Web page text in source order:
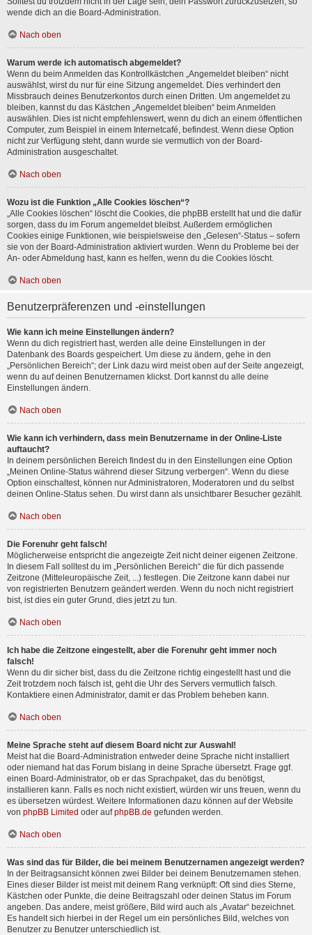
wende dich an die Board-Administration.
Nach oben
Warum werde ich automatisch abgemeldet?
Wenn du beim Anmelden das Kontrollkästchen „Angemeldet bleiben“ nicht
auswählst, wirst du nur für eine Sitzung angemeldet. Dies verhindert den
Missbrauch deines Benutzerkontos durch einen Dritten. Um angemeldet zu
bleiben, kannst du das Kästchen „Angemeldet bleiben“ beim Anmelden
auswählen. Dies ist nicht empfehlenswert, wenn du dich an einem öffentlichen
Computer, zum Beispiel in einem Internetcafé, befindest. Wenn diese Option
nicht zur Verfügung steht, dann wurde sie vermutlich von der Board-
Administration ausgeschaltet.
Nach oben
Wozu ist die Funktion „Alle Cookies löschen“?
„Alle Cookies löschen“ löscht die Cookies, die phpBB erstellt hat und die dafür
sorgen, dass du im Forum angemeldet bleibst. Außerdem ermöglichen
Cookies einige Funktionen, wie beispielsweise den „Gelesen“-Status – sofern
sie von der Board-Administration aktiviert wurden. Wenn du Probleme bei der
An- oder Abmeldung hast, kann es helfen, wenn du die Cookies löscht.
Nach oben
Benutzerpräferenzen und -einstellungen
Wie kann ich meine Einstellungen ändern?
Wenn du dich registriert hast, werden alle deine Einstellungen in der
Datenbank des Boards gespeichert. Um diese zu ändern, gehe in den
„Persönlichen Bereich“; der Link dazu wird meist oben auf der Seite angezeigt,
wenn du auf deinen Benutzernamen klickst. Dort kannst du alle deine
Einstellungen ändern.
Nach oben
Wie kann ich verhindern, dass mein Benutzername in der Online-Liste
auftaucht?
In deinem persönlichen Bereich findest du in den Einstellungen eine Option
„Meinen Online-Status während dieser Sitzung verbergen“. Wenn du diese
Option einschaltest, können nur Administratoren, Moderatoren und du selbst
deinen Online-Status sehen. Du wirst dann als unsichtbarer Besucher gezählt.
Nach oben
Die Forenuhr geht falsch!
Möglicherweise entspricht die angezeigte Zeit nicht deiner eigenen Zeitzone.
In diesem Fall solltest du im „Persönlichen Bereich“ die für dich passende
Zeitzone (Mitteleuropäische Zeit, ...) festlegen. Die Zeitzone kann dabei nur
von registrierten Benutzern geändert werden. Wenn du noch nicht registriert
bist, ist dies ein guter Grund, dies jetzt zu tun.
Nach oben
Ich habe die Zeitzone eingestellt, aber die Forenuhr geht immer noch
falsch!
Wenn du dir sicher bist, dass du die Zeitzone richtig eingestellt hast und die
Zeit trotzdem noch falsch ist, geht die Uhr des Servers vermutlich falsch.
Kontaktiere einen Administrator, damit er das Problem beheben kann.
Nach oben
Meine Sprache steht auf diesem Board nicht zur Auswahl!
Meist hat die Board-Administration entweder deine Sprache nicht installiert
oder niemand hat das Forum bislang in deine Sprache übersetzt. Frage ggf.
einen Board-Administrator, ob er das Sprachpaket, das du benötigst,
installieren kann. Falls es noch nicht existiert, würden wir uns freuen, wenn du
es übersetzen würdest. Weitere Informationen dazu können auf der Website
von phpBB Limited oder aufphpBB.de gefunden werden.
Nach oben
Was sind das für Bilder, die bei meinem Benutzernamen angezeigt werden?
In der Beitragsansicht können zwei Bilder bei deinem Benutzernamen stehen.
Eines dieser Bilder ist meist mit deinem Rang verknüpft: Oft sind dies Sterne,
Kästchen oder Punkte, die deine Beitragszahl oder deinen Status im Forum
angeben. Das andere, meist größere, Bild wird auch als „Avatar“ bezeichnet.
Es handelt sich hierbei in der Regel um ein persönliches Bild, welches von
Benutzer zu Benutzer unterschiedlich ist.